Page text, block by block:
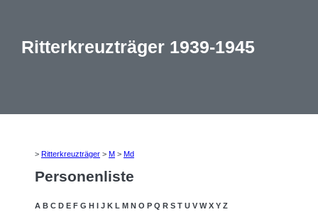
Ritterkreuzträger 1939-1945
> Ritterkreuzträger > M > Md
Personenliste
A B C D E F G H I J K L M N O P Q R S T U V W X Y Z